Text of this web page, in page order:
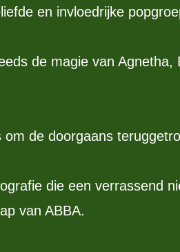
en invloedrijke
de magie van Agnetha,
de doorgaans
die een verrassend
van ABBA.